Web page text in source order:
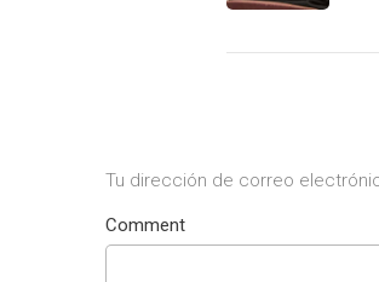
Tu dirección de correo
Comment